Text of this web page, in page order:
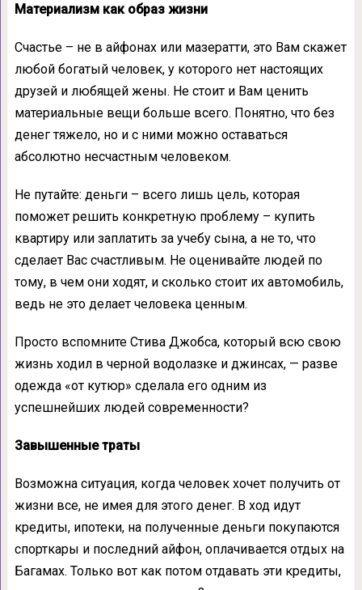
Материализм как образ жизни
Счастье – не в айфонах или мазератти, это Вам скажет
любой богатый человек, у которого нет настоящих
друзей и любящей жены. Не стоит и Вам ценить
материальные вещи больше всего. Понятно, что без
денег тяжело, но и с ними можно оставаться
абсолютно несчастным человеком.
Не путайте: деньги – всего лишь цель, которая
поможет решить конкретную проблему – купить
квартиру или заплатить за учебу сына, а не то, что
сделает Вас счастливым. Не оценивайте людей по
тому, в чем они ходят, и сколько стоит их автомобиль,
ведь не это делает человека ценным.
Просто вспомните Стива Джобса, который всю свою
жизнь ходил в черной водолазке и джинсах, — разве
одежда «от кутюр» сделала его одним из
успешнейших людей современности?
Завышенные траты
Возможна ситуация, когда человек хочет получить от
жизни все, не имея для этого денег. В ход идут
кредиты, ипотеки, на полученные деньги покупаются
спорткары и последний айфон, оплачивается отдых на
Багамах. Только вот как потом отдавать эти кредиты,